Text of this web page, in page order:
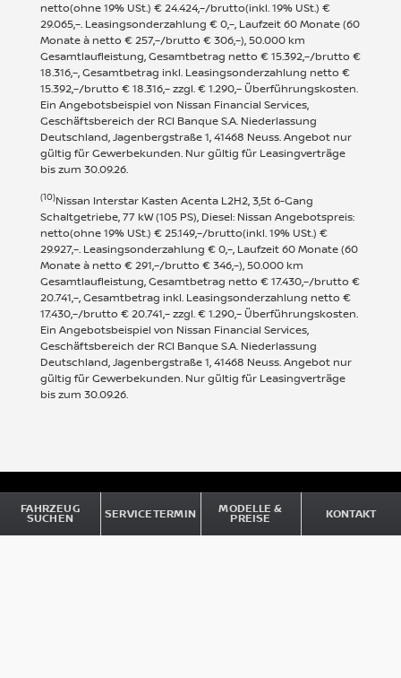
netto(ohne 19% USt.) € 24.424,–/brutto(inkl. 19% USt.) €
29.065,–. Leasingsonderzahlung € 0,–, Laufzeit 60 Monate (60
Monate à netto € 257,–/brutto € 306,–), 50.000 km
Gesamtlaufleistung, Gesamtbetrag netto € 15.392,–/brutto €
18.316,–, Gesamtbetrag inkl. Leasingsonderzahlung netto €
15.392,–/brutto € 18.316,– zzgl. € 1.290,– Überführungskosten.
Ein Angebotsbeispiel von Nissan Financial Services,
Geschäftsbereich der RCI Banque S.A. Niederlassung
Deutschland, Jagenbergstraße 1, 41468 Neuss. Angebot nur
gültig für Gewerbekunden. Nur gültig für Leasingverträge
bis zum 30.09.26.
(10)Nissan Interstar Kasten Acenta L2H2, 3,5t 6-Gang
Schaltgetriebe, 77 kW (105 PS), Diesel: Nissan Angebotspreis:
netto(ohne 19% USt.) € 25.149,–/brutto(inkl. 19% USt.) €
29.927,–. Leasingsonderzahlung € 0,–, Laufzeit 60 Monate (60
Monate à netto € 291,–/brutto € 346,–), 50.000 km
Gesamtlaufleistung, Gesamtbetrag netto € 17.430,–/brutto €
20.741,–, Gesamtbetrag inkl. Leasingsonderzahlung netto €
17.430,–/brutto € 20.741,– zzgl. € 1.290,– Überführungskosten.
Ein Angebotsbeispiel von Nissan Financial Services,
Geschäftsbereich der RCI Banque S.A. Niederlassung
Deutschland, Jagenbergstraße 1, 41468 Neuss. Angebot nur
gültig für Gewerbekunden. Nur gültig für Leasingverträge
bis zum 30.09.26.
FAHRZEUG
SUCHEN SERVICETERMIN MODELLE &
PREISE KONTAKT
Impressum
Datenschutz und Cookies